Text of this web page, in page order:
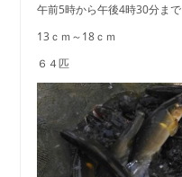
午前5時から午後4時30分まで
13ｃｍ～18ｃｍ
６４匹